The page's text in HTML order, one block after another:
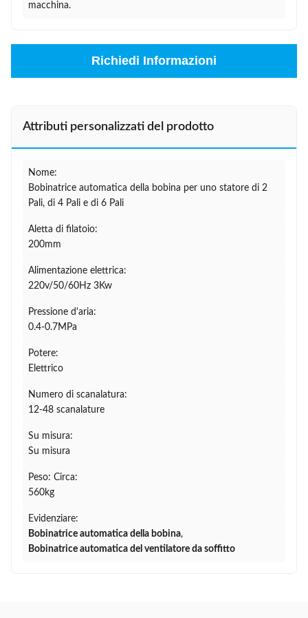
macchina.
Richiedi Informazioni
Attributi personalizzati del prodotto
Nome:
Bobinatrice automatica della bobina per uno statore di 2
Pali, di 4 Pali e di 6 Pali
Aletta di filatoio:
200mm
Alimentazione elettrica:
220v/50/60Hz 3Kw
Pressione d'aria:
0.4-0.7MPa
Potere:
Elettrico
Numero di scanalatura:
12-48 scanalature
Su misura:
Su misura
Peso: Circa:
560kg
Evidenziare:
Bobinatrice automatica della bobina,
Bobinatrice automatica del ventilatore da soffitto